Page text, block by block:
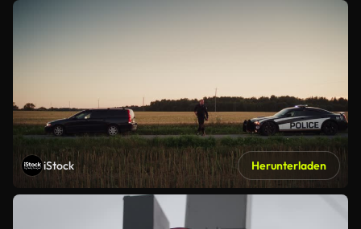
iStock Herunterladen